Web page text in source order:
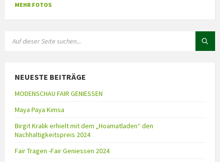
MEHR FOTOS
NEUESTE BEITRÄGE
MODENSCHAU FAIR GENIESSEN
Maya Paya Kimsa
Birgit Kralik erhielt mit dem „Hoamatladen“ den
Nachhaltigkeitspreis 2024
Fair Tragen -Fair Geniessen 2024